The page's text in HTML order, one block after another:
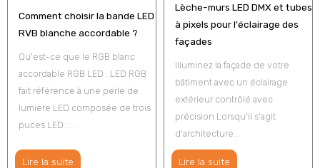
Comment choisir la bande LED
RVB blanche accordable ?
Qu'est-ce que le RGB blanc
accordable RGB LED : LED RGB
fait référence à une perle de
lumière LED composée de trois
puces LED :...
Lire la suite
Lèche-murs LED DMX et tubes
à pixels pour l'éclairage des
façades
Illuminez la façade de votre
bâtiment avec un éclairage
extérieur contrôlé avec
précision Lorsqu'il s'agit
d'architecture...
Lire la suite